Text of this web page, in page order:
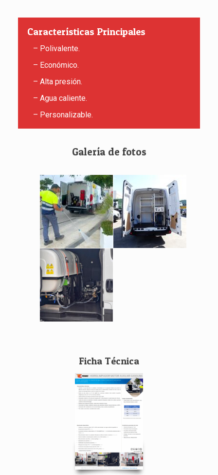
Características Principales
– Polivalente.
– Económico.
– Alta presión.
– Agua caliente.
– Personalizable.
Galería de fotos
Ficha Técnica